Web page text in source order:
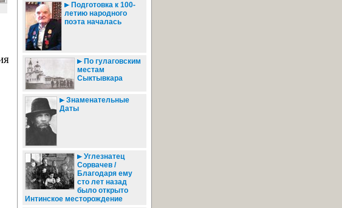
Подготовка к 100-
летию народного
поэта началась
По гулаговским
местам
Сыктывкара
Знаменательные
Даты
Углезнатец
Сорвачев /
Благодаря ему
сто лет назад
было открыто
Интинское месторождение